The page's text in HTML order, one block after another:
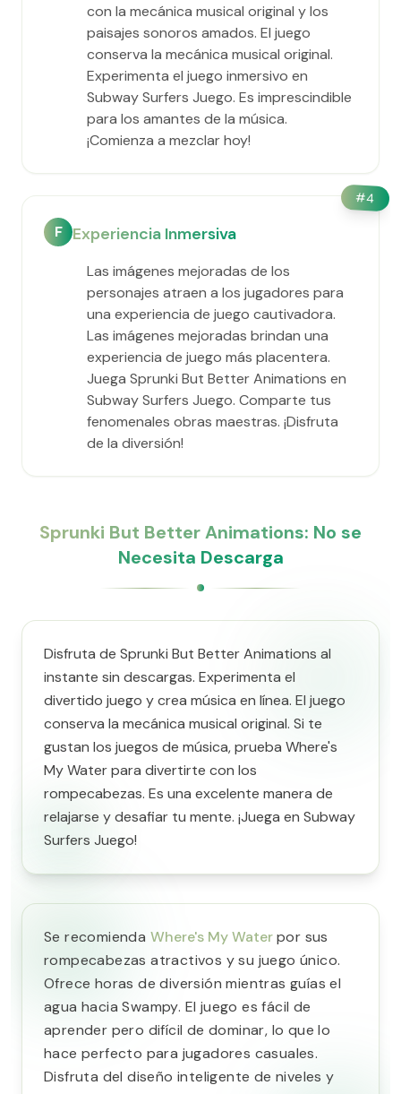
con la mecánica musical original y los
paisajes sonoros amados. El juego
conserva la mecánica musical original.
Experimenta el juego inmersivo en
Subway Surfers Juego. Es imprescindible
para los amantes de la música.
¡Comienza a mezclar hoy!
#4
F Experiencia Inmersiva
Las imágenes mejoradas de los
personajes atraen a los jugadores para
una experiencia de juego cautivadora.
Las imágenes mejoradas brindan una
experiencia de juego más placentera.
Juega Sprunki But Better Animations en
Subway Surfers Juego. Comparte tus
fenomenales obras maestras. ¡Disfruta
de la diversión!
Sprunki But Better Animations: No se
Necesita Descarga
Disfruta de Sprunki But Better Animations al
instante sin descargas. Experimenta el
divertido juego y crea música en línea. El juego
conserva la mecánica musical original. Si te
gustan los juegos de música, prueba Where's
My Water para divertirte con los
rompecabezas. Es una excelente manera de
relajarse y desafiar tu mente. ¡Juega en Subway
Surfers Juego!
Se recomienda Where's My Waterpor sus
rompecabezas atractivos y su juego único.
Ofrece horas de diversión mientras guías el
agua hacia Swampy. El juego es fácil de
aprender pero difícil de dominar, lo que lo
hace perfecto para jugadores casuales.
Disfruta del diseño inteligente de niveles y